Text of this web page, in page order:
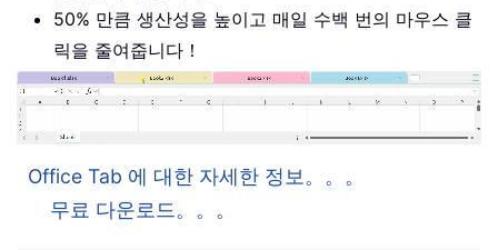
50% 만큼 생산성을 높이고 매일 수백 번의 마우스 클
릭을 줄여줍니다！
Office Tab 에 대한 자세한 정보。。。
무료 다운로드。。。